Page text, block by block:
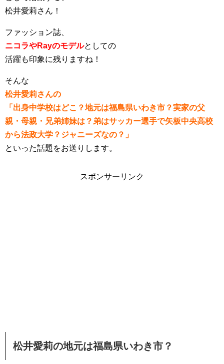
松井愛莉さん！
ファッション誌、
ニコラやRayのモデルとしての
活躍も印象に残りますね！
そんな
松井愛莉さんの
「出身中学校はどこ？地元は福島県いわき市？実家の父
親・母親・兄弟姉妹は？弟はサッカー選手で矢板中央高校
から法政大学？ジャニーズなの？」
といった話題をお送りします。
スポンサーリンク
松井愛莉の地元は福島県いわき市？